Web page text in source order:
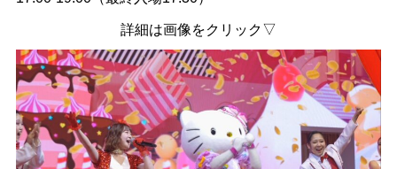
詳細は画像をクリック▽